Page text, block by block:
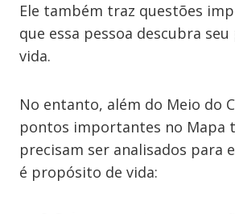
Ele também traz questões
que essa pessoa descubra
vida.
No entanto, além do Meio do
pontos importantes no Mapa
precisam ser analisados para
é propósito de vida: